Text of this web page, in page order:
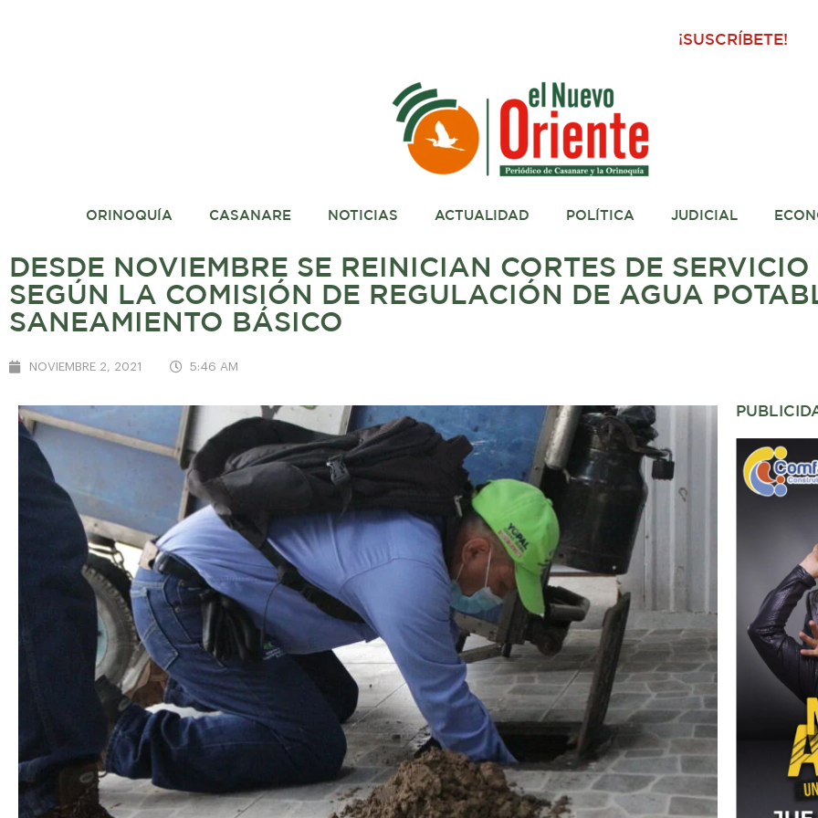
¡SUSCRÍBETE!
ORINOQUÍA CASANARE NOTICIAS ACTUALIDAD POLÍTICA JUDICIAL
DESDE NOVIEMBRE SE REINICIAN CORTES DE
SEGÚN LA COMISIÓN DE REGULACIÓN DE AGUA
SANEAMIENTO BÁSICO
NOVIEMBRE 2, 2021 5:46 AM